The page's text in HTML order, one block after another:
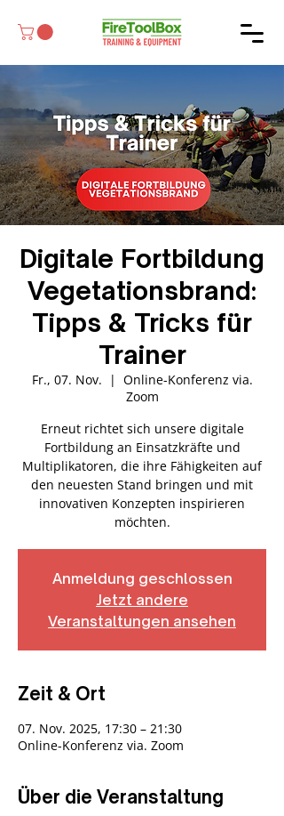
Digitale Fortbildung
Vegetationsbrand:
Tipps & Tricks für
Trainer
Fr., 07. Nov.
  |
Online-Konferenz via.
Zoom
Erneut richtet sich unsere digitale
Fortbildung an Einsatzkräfte und
Multiplikatoren, die ihre Fähigkeiten auf
den neuesten Stand bringen und mit
innovativen Konzepten inspirieren
möchten.
Anmeldung geschlossen
Jetzt andere
Veranstaltungen ansehen
Zeit & Ort
07. Nov. 2025, 17:30 – 21:30
Online-Konferenz via. Zoom
Über die Veranstaltung